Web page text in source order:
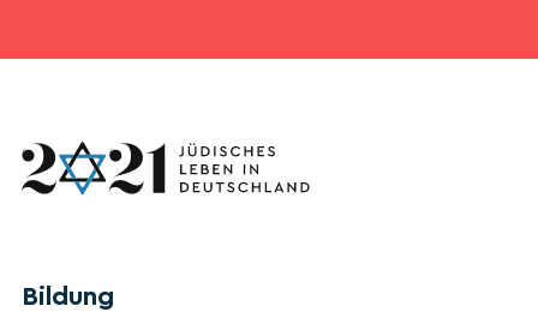
Bildung